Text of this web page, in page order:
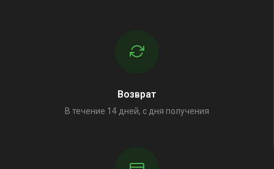
Возврат
В течение 14 дней, с дня получения